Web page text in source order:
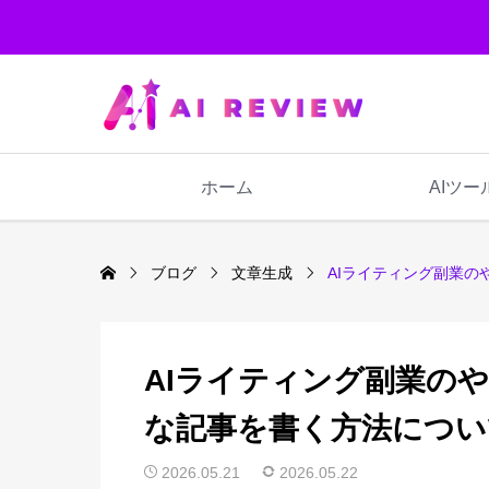
ホーム AIツー
ブログ 文章生成 AIライティング副業の
AIライティング副業の
な記事を書く方法につ
2026.05.21 2026.05.22